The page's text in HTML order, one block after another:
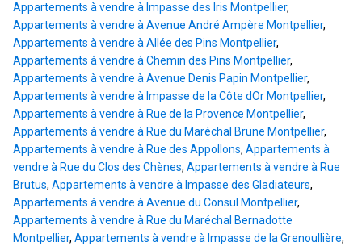
Appartements à vendre à Impasse des Iris Montpellier,
Appartements à vendre à Avenue André Ampère Montpellier,
Appartements à vendre à Allée des Pins Montpellier,
Appartements à vendre à Chemin des Pins Montpellier,
Appartements à vendre à Avenue Denis Papin Montpellier,
Appartements à vendre à Impasse de la Côte dOr Montpellier,
Appartements à vendre à Rue de la Provence Montpellier,
Appartements à vendre à Rue du Maréchal Brune Montpellier,
Appartements à vendre à Rue des Appollons, Appartements à
vendre à Rue du Clos des Chènes, Appartements à vendre à Rue
Brutus, Appartements à vendre à Impasse des Gladiateurs,
Appartements à vendre à Avenue du Consul Montpellier,
Appartements à vendre à Rue du Maréchal Bernadotte
Montpellier, Appartements à vendre à Impasse de la Grenoullière,